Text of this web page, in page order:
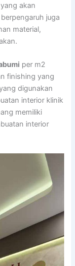
akan
juga
material,
per m2
finishing yang
digunakan
interior klinik
memiliki
interior